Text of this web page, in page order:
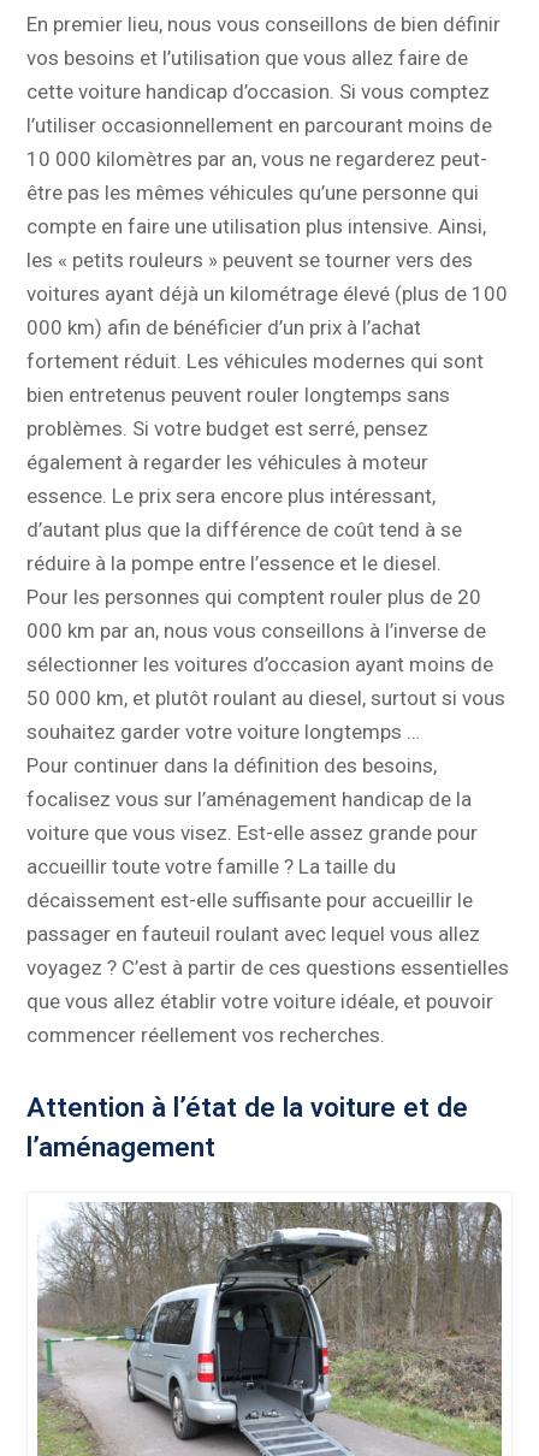
En premier lieu, nous vous conseillons de bien définir
vos besoins et l’utilisation que vous allez faire de
cette voiture handicap d’occasion. Si vous comptez
l’utiliser occasionnellement en parcourant moins de
10 000 kilomètres par an, vous ne regarderez peut-
être pas les mêmes véhicules qu’une personne qui
compte en faire une utilisation plus intensive. Ainsi,
les « petits rouleurs » peuvent se tourner vers des
voitures ayant déjà un kilométrage élevé (plus de 100
000 km) afin de bénéficier d’un prix à l’achat
fortement réduit. Les véhicules modernes qui sont
bien entretenus peuvent rouler longtemps sans
problèmes. Si votre budget est serré, pensez
également à regarder les véhicules à moteur
essence. Le prix sera encore plus intéressant,
d’autant plus que la différence de coût tend à se
réduire à la pompe entre l’essence et le diesel.
Pour les personnes qui comptent rouler plus de 20
000 km par an, nous vous conseillons à l’inverse de
sélectionner les voitures d’occasion ayant moins de
50 000 km, et plutôt roulant au diesel, surtout si vous
souhaitez garder votre voiture longtemps …
Pour continuer dans la définition des besoins,
focalisez vous sur l’aménagement handicap de la
voiture que vous visez. Est-elle assez grande pour
accueillir toute votre famille ? La taille du
décaissement est-elle suffisante pour accueillir le
passager en fauteuil roulant avec lequel vous allez
voyagez ? C’est à partir de ces questions essentielles
que vous allez établir votre voiture idéale, et pouvoir
commencer réellement vos recherches.
Attention à l’état de la voiture et de
l’aménagement